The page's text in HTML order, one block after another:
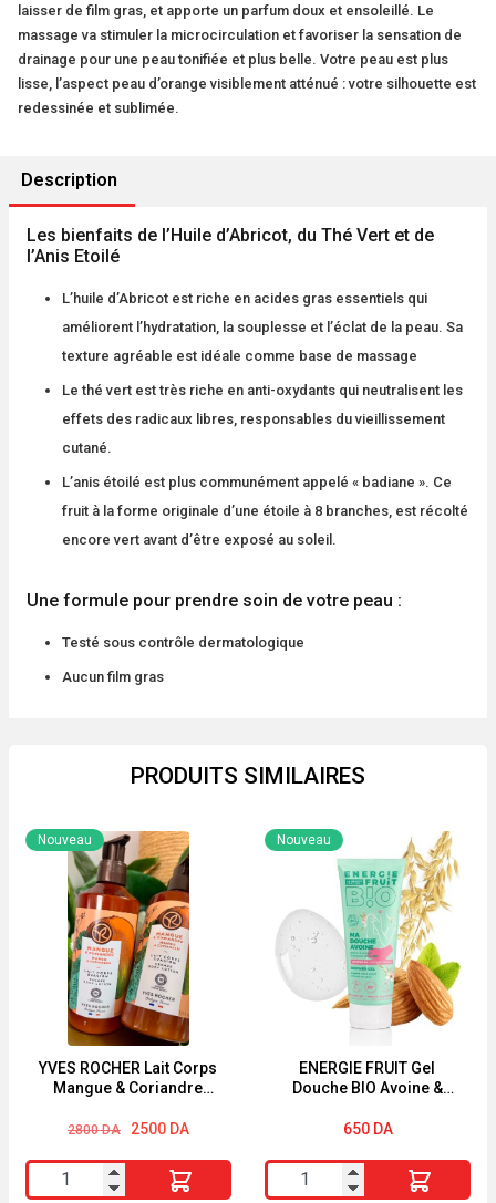
laisser de film gras, et apporte un parfum doux et ensoleillé. Le
massage va stimuler la microcirculation et favoriser la sensation de
drainage pour une peau tonifiée et plus belle. Votre peau est plus
lisse, l’aspect peau d’orange visiblement atténué : votre silhouette est
redessinée et sublimée.
Description
Les bienfaits de l’Huile d’Abricot, du Thé Vert et de
l’Anis Etoilé
L’huile d’Abricot est riche en acides gras essentiels qui
améliorent l’hydratation, la souplesse et l’éclat de la peau. Sa
texture agréable est idéale comme base de massage
Le thé vert est très riche en anti-oxydants qui neutralisent les
effets des radicaux libres, responsables du vieillissement
cutané.
L’anis étoilé est plus communément appelé « badiane ». Ce
fruit à la forme originale d’une étoile à 8 branches, est récolté
encore vert avant d’être exposé au soleil.
Une formule pour prendre soin de votre peau :
Testé sous contrôle dermatologique
Aucun film gras
PRODUITS SIMILAIRES
YVES ROCHER Lait Corps
Mangue & Coriandre
Nouveau
2800DA
Le
initial
était :
2800 DA.
2500 DA
Le
actuel
est :
2500 DA.
quantité
ENERGIE FRUIT Gel
Douche BIO Avoine &
Nouveau
650 DA
quantité